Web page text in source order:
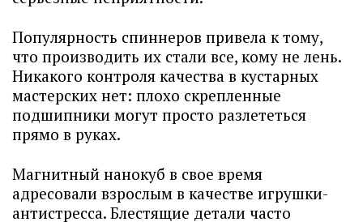
Популярность спиннеров привела к тому,
что производить их стали все, кому не лень.
Никакого контроля качества в кустарных
мастерских нет: плохо скрепленные
подшипники могут просто разлететься
прямо в руках.
Магнитный нанокуб в свое время
адресовали взрослым в качестве игрушки-
антистресса. Блестящие детали часто